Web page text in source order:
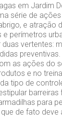
em Jardim
série de
e atração
e perímetros
vertentes:
as ações do
e no
tipo de
barreiras
para
de fato